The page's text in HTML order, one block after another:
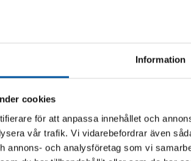
Information
cookies
för att anpassa innehållet och
vår trafik. Vi vidarebefordrar även
annons- och analysföretag som vi